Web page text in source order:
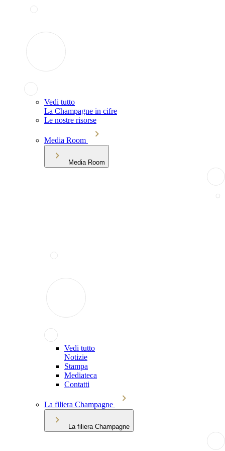
Vedi tutto
La Champagne in cifre
Le nostre risorse
Media Room
Media Room
Vedi tutto
Notizie
Stampa
Mediateca
Contatti
La filiera Champagne
La filiera Champagne